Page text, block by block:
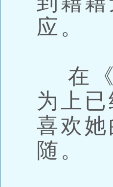
应。
在《
为上
喜欢
随。